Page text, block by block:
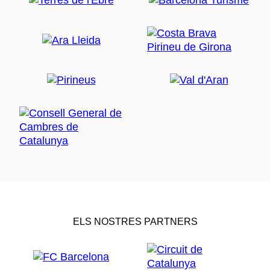
ELS NOSTRES PARTNERS